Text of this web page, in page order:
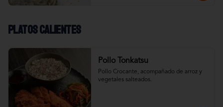
Platos calientes
Pollo Tonkatsu
Pollo Crocante, acompañado de arroz y
vegetales salteados.